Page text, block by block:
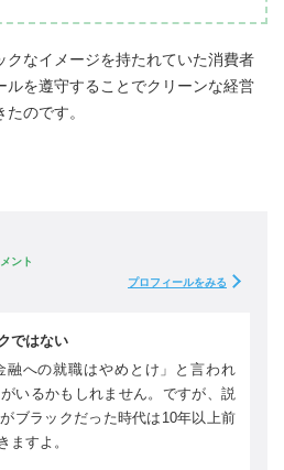
クなイメージを持たれていた消費者
ルを遵守することでクリーンな経営
のです。
ント
プロフィールをみる
ではない
融への就職はやめとけ」と言われ
いるかもしれません。ですが、説
ブラックだった時代は10年以上前
ますよ。